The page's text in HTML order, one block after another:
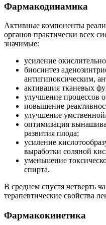
Фармакодинамика
Активные компоненты
органов практически всех
значимые:
усиление
биосинтез
антигипоксическим,
активация тканевых
улучшение процессов
повышение
улучшение
оптимизация
развития плода;
усиление
выработки соляной
уменьшение
спирта.
В среднем спустя четверть
терапевтические свойства
Фармакокинетика